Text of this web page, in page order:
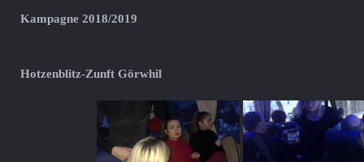
Kampagne 2018/2019
Hotzenblitz-Zunft Görwhil